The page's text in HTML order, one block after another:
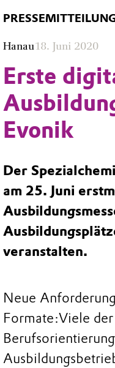
Hanau18. Juni 2020
Erste
Evonik
Der
am 25. Juni
veranstalten.
Neue
Formate:Viele